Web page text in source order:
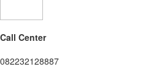
Call Center
082232128887